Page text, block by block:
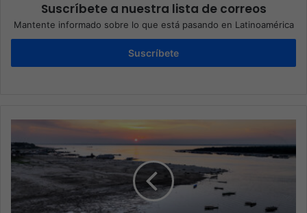
Suscríbete a nuestra lista de correos
Mantente informado sobre lo que está pasando en Latinoamérica
Suscríbete